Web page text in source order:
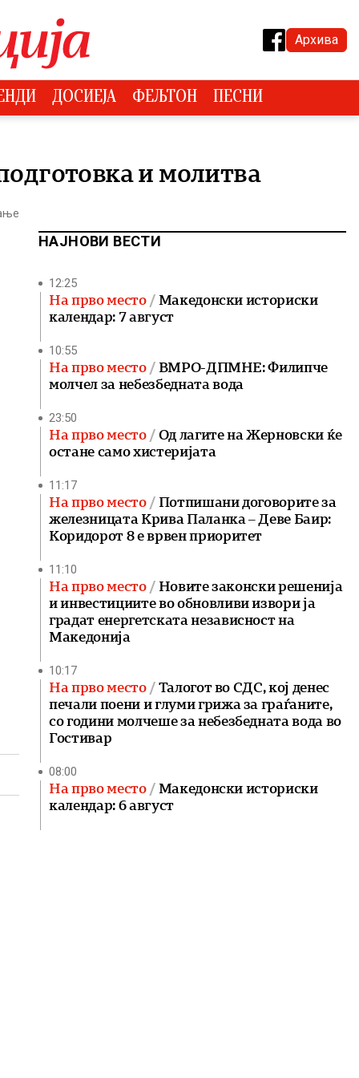
Архива
ДОСИЕЈА ФЕЉТОН ПЕСНИ
и молитва
НАЈНОВИ ВЕСТИ
12:25
На прво место
Македонски историски
календар: 7 август
10:55
На прво место
ВМРО-ДПМНЕ: Филипче
молчел за небезбедната вода
23:50
На прво место
Од лагите на Жерновски ќе
остане само хистеријата
11:17
На прво место
Потпишани договорите за
железницата Крива Паланка – Деве Баир:
Коридорот 8 е врвен приоритет
11:10
На прво место
Новите законски решенија
и инвестициите во обновливи извори ја
градат енергетската независност на
Македонија
10:17
На прво место
Талогот во СДС, кој денес
печали поени и глуми грижа за граѓаните,
со години молчеше за небезбедната вода во
Гостивар
08:00
На прво место
Македонски историски
календар: 6 август